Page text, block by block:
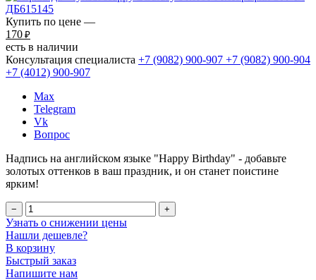
Купить по цене —
170 ₽
есть в наличии
Консультация специалиста +7 (9082) 900-907 +7 (9082) 900-904
+7 (4012) 900-907
Max
Telegram
Vk
Вопрос
Надпись на английском языке "Happy Birthday" - добавьте
золотых оттенков в ваш праздник, и он станет поистине
ярким!
− +
Узнать о снижении цены
Нашли дешевле?
В корзину
Быстрый заказ
Напишите нам